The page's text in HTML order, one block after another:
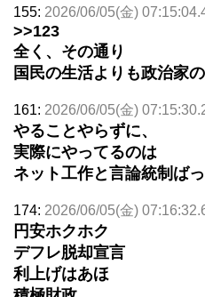
155: 2026/06/05(金)
>>123
全く、その通り
国民の生活よりも政治家
161: 2026/06/05(金)
やることやらずに、
実際にやってるのは
ネット工作と言論統制ばっ
174: 2026/06/05(金)
円安ホクホク
デフレ脱却宣言
利上げはあほ